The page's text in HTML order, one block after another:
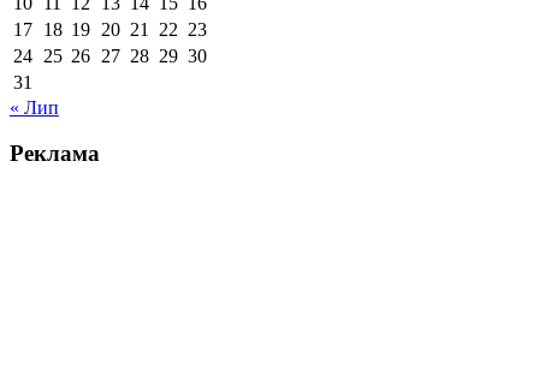
17 18 19 20 21 22 23
24 25 26 27 28 29 30
31
« Лип
Реклама